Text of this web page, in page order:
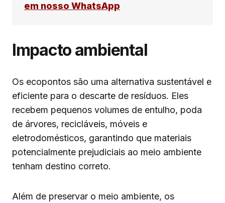
em nosso WhatsApp
Impacto ambiental
Os ecopontos são uma alternativa sustentável e
eficiente para o descarte de resíduos. Eles
recebem pequenos volumes de entulho, poda
de árvores, recicláveis, móveis e
eletrodomésticos, garantindo que materiais
potencialmente prejudiciais ao meio ambiente
tenham destino correto.
Além de preservar o meio ambiente, os